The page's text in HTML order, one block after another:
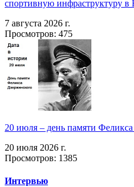
спортивную инфраструктуру в
7 августа 2026 г.
Просмотров: 475
20 июля – день памяти
20 июля 2026 г.
Просмотров: 1385
Интервью